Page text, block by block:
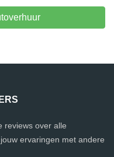
reviews over alle
ervaringen met andere